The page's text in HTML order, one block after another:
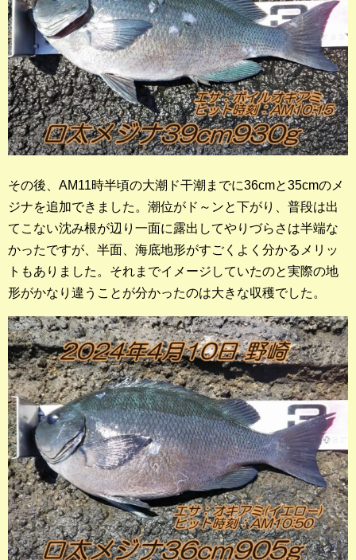
その後、AM11時半頃の大潮ド干潮までに36cmと35cmのメ
ジナを追加できました。潮位がド～ンと下がり、普段は出
てこない沈み根が辺り一面に露出してやりづらさは半端な
かったですが、半面、海底地形がすごくよく分かるメリッ
トもありました。それまでイメージしていたのと実際の地
形がかなり違うことが分かったのは大きな収穫でした。